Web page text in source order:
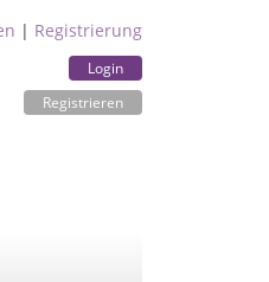
| Registrierung
Login
Registrieren